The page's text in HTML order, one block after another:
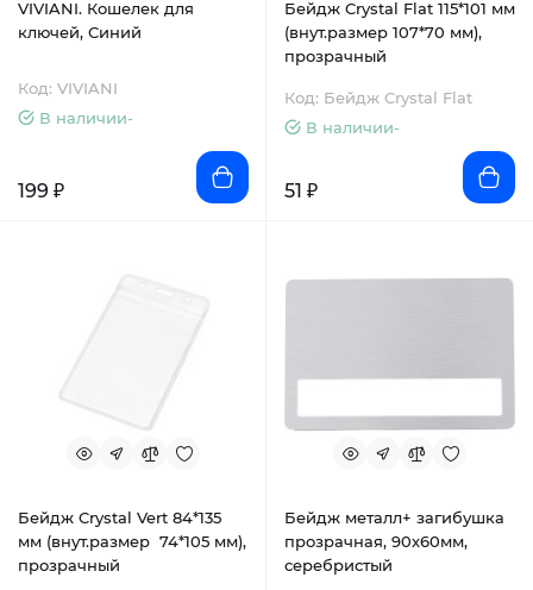
VIVIANI. Кошелек для
ключей, Синий
Код: VIVIANI
В наличии-
199 ₽
Бейдж Crystal Flat 115*101 мм
(внут.размер 107*70 мм),
прозрачный
Код: Бейдж Crystal Flat
В наличии-
51 ₽
Бейдж Crystal Vert 84*135
мм (внут.размер 74*105 мм),
прозрачный
Бейдж металл+ загибушка
прозрачная, 90х60мм,
серебристый